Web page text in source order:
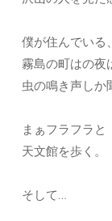
僕が住んでいる、
霧島の町はの夜
虫の鳴き声しか
まぁフラフラと
天文館を歩く。
そして…